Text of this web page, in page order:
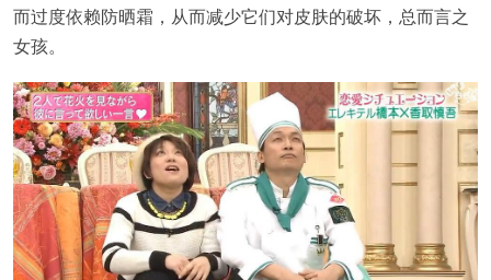
而过度依赖防晒霜，从而减少它们对皮肤的破坏，总而言之
女孩。